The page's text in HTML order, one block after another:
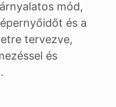
mód,
és a
tervezve,
és